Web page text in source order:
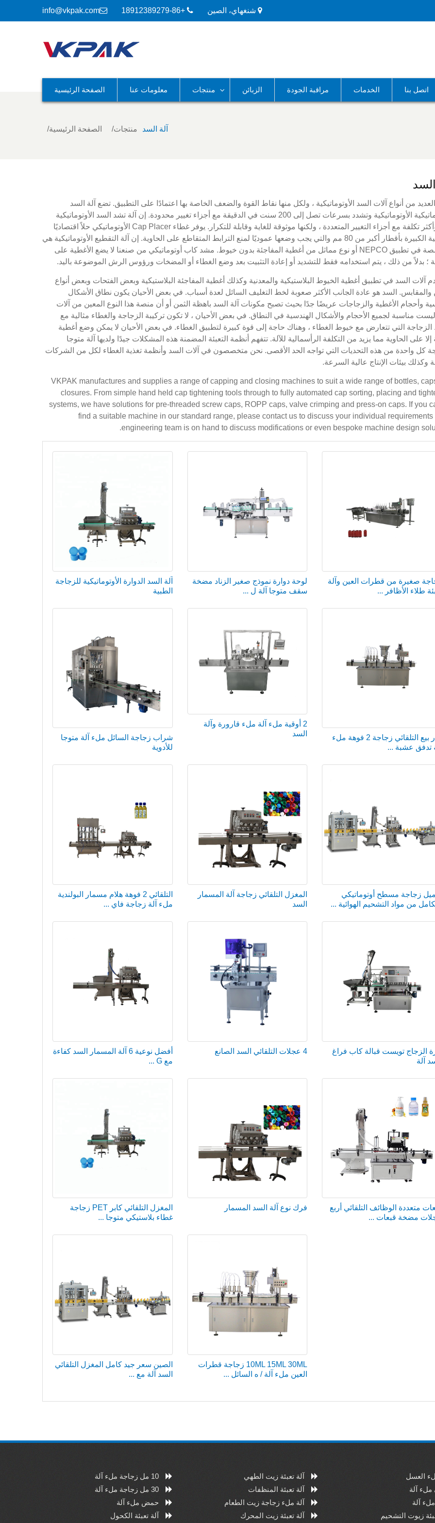
شنغهاي، الصين +86-18912389279
info@vkpak.com
الصفحة الرئيسية معلومات عنا منتجات الزبائن مراقبة الجودة الخدمات اتصل بنا
الصفحة الرئيسية منتجات آلة السد
من أنواع آلات السد الأوتوماتيكية ، ولكل منها نقاط القوة والضعف الخاصة بها اعتمادًا على التطبيق. تضع آلة السد
الأوتوماتيكية الأوتوماتيكية وتشدد بسرعات تصل إلى 200 سنت في الدقيقة مع أجزاء تغيير محدودة. إن آلة تشد السد الأوتوماتيكية
أبطأ وأكثر تكلفة مع أجزاء التغيير المتعددة ، ولكنها موثوقة للغاية وقابلة للتكرار. يوفر غطاء Cap Placer الأوتوماتيكي حلاً اقتصاديًا
للأغطية الكبيرة بأقطار أكبر من 80 مم والتي يجب وضعها عموديًا لمنع الترابط المتقاطع على الحاوية. إن آلة التقطيع الأوتوماتيكية هي
متخصصة في تطبيق NEPCO أو نوع مماثل من أغطية المفاجئة بدون خيوط. مشد كاب أوتوماتيكي من صنعنا لا يضع الأغطية على
؛ بدلاً من ذلك ، يتم استخدامه فقط للتشديد أو إعادة التثبيت بعد وضع الغطاء أو المضخات ورؤوس الرش الموضوعة باليد.
آلات السد في تطبيق أغطية الخيوط البلاستيكية والمعدنية وكذلك أغطية المفاجئة البلاستيكية وبعض الفتحات وبعض أنواع
والمقابس. السد هو عادة الجانب الأكثر صعوبة لخط التغليف السائل لعدة أسباب. في بعض الأحيان يكون نطاق الأشكال
وأحجام الأغطية والزجاجات عريضًا جدًا بحيث تصبح مكونات آلة السد باهظة الثمن أو أن منصة هذا النوع المعين من آلات
مناسبة لجميع الأحجام والأشكال الهندسية في النطاق. في بعض الأحيان ، لا تكون تركيبة الزجاجة والغطاء مثالية مع
التي تتعارض مع خيوط الغطاء ، وهناك حاجة إلى قوة كبيرة لتطبيق الغطاء. في بعض الأحيان لا يمكن وضع أغطية
على الحاوية مما يزيد من التكلفة الرأسمالية للآلة. تتفهم أنظمة التعبئة المضمنة هذه المشكلات جيدًا ولديها آلة متوجا
كل واحدة من هذه التحديات التي تواجه الحد الأقصى. نحن متخصصون في آلات السد وأنظمة تغذية الغطاء لكل من الشركات
وكذلك بيئات الإنتاج عالية السرعة.
VKPAK manufactures and supplies a range of capping and closing machines to suit a wide range of bottles,
closures. From simple hand held cap tightening tools through to fully automated cap sorting, placing and
systems, we have solutions for pre-threaded screw caps, ROPP caps, valve crimping and press-on caps. If you
find a suitable machine in our standard range, please contact us to discuss your individual requirements
engineering team is on hand to discuss modifications or even bespoke machine design
آلة السد الدوارة الأوتوماتيكية للزجاجة
الطبية
لوحة دوارة نموذج صغير الزناد مضخة
سقف متوجا آلة ل ...
صغيرة من قطرات العين وآلة
طلاء الأظافر ...
شراب زجاجة السائل ملء آلة متوجا
للأدوية
2 أوقية ملء آلة ملء قارورة وآلة
السد
حار بيع التلقائي زجاجة 2 فوهة ملء
تدفق عشبة ...
التلقائي 2 فوهة هلام مسمار البولندية
ملء آلة زجاجة فاي ...
المغزل التلقائي زجاجة آلة المسمار
السد
زجاجة مسطح أوتوماتيكي
من مواد التشحيم الهوائية ...
أفضل نوعية 6 آلة المسمار السد كفاءة
مع G ...
4 عجلات التلقائي السد الصانع
الزجاج تويست قبالة كاب فراغ
آلة
المغزل التلقائي كابر PET زجاجة
غطاء بلاستيكي متوجا ...
فرك نوع آلة السد المسمار
متعددة الوظائف التلقائي أربع
مضخة قبعات ...
الصين سعر جيد كامل المغزل التلقائي
السد آلة مع ...
10ML 15ML 30ML زجاجة قطرات
العين ملء آلة / ه السائل ...
10 مل زجاجة ملء آلة
30 مل زجاجة ملء آلة
حمض ملء آلة
آلة تعبئة الكحول
آلة تعبئة زيت الطهي
آلة تعبئة المنظفات
آلة ملء زجاجة زيت الطعام
آلة تعبئة زيت المحرك
العسل
آلة
آلة
زيوت التشحيم